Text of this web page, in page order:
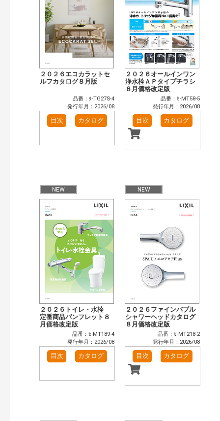
２０２６エコカラットセ
ルフカタログ８月版
品番：ﾀ-TG27S-4
発行年月：2026/08
目次 カタログ
２０２６オールインワン
浄水栓ＡＰタイプチラシ
８月価格改定版
品番：ｾ-MT58-5
発行年月：2026/08
目次 カタログ
NEW
２０２６トイレ・水栓
定番商品パンフレット８
月価格改定版
品番：ｾ-MT189-4
発行年月：2026/08
目次 カタログ
NEW
２０２６ファインバブル
シャワーヘッドカタログ
８月価格改定版
品番：ｾ-MT218-2
発行年月：2026/08
目次 カタログ